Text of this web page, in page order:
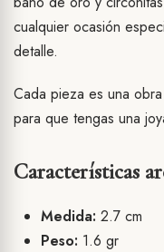
cualquier ocasión
detalle.
Cada pieza es una
para que tengas una
Características
Medida: 2.7 cm
Peso: 1.6 gr